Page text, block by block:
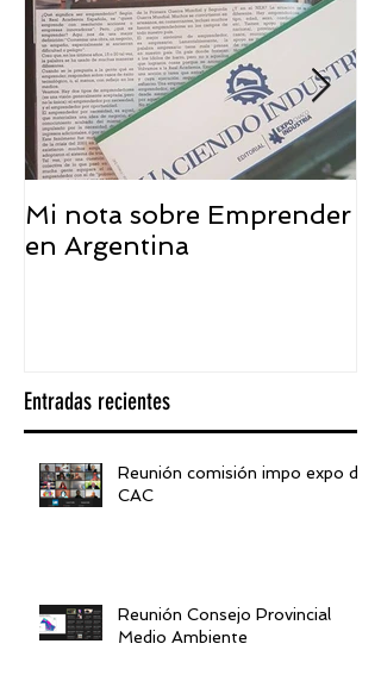
Mi nota sobre Emprender
en Argentina
Entradas recientes
Reunión comisión impo expo de
CAC
Reunión Consejo Provincial
Medio Ambiente